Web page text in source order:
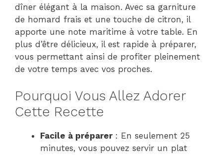
dîner élégant à la maison. Avec sa garniture
de homard frais et une touche de citron, il
apporte une note maritime à votre table. En
plus d’être délicieux, il est rapide à préparer,
vous permettant ainsi de profiter pleinement
de votre temps avec vos proches.
Pourquoi Vous Allez Adorer
Cette Recette
Facile à préparer: En seulement 25
minutes, vous pouvez servir un plat